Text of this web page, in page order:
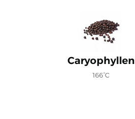
Caryophyllen
166°C